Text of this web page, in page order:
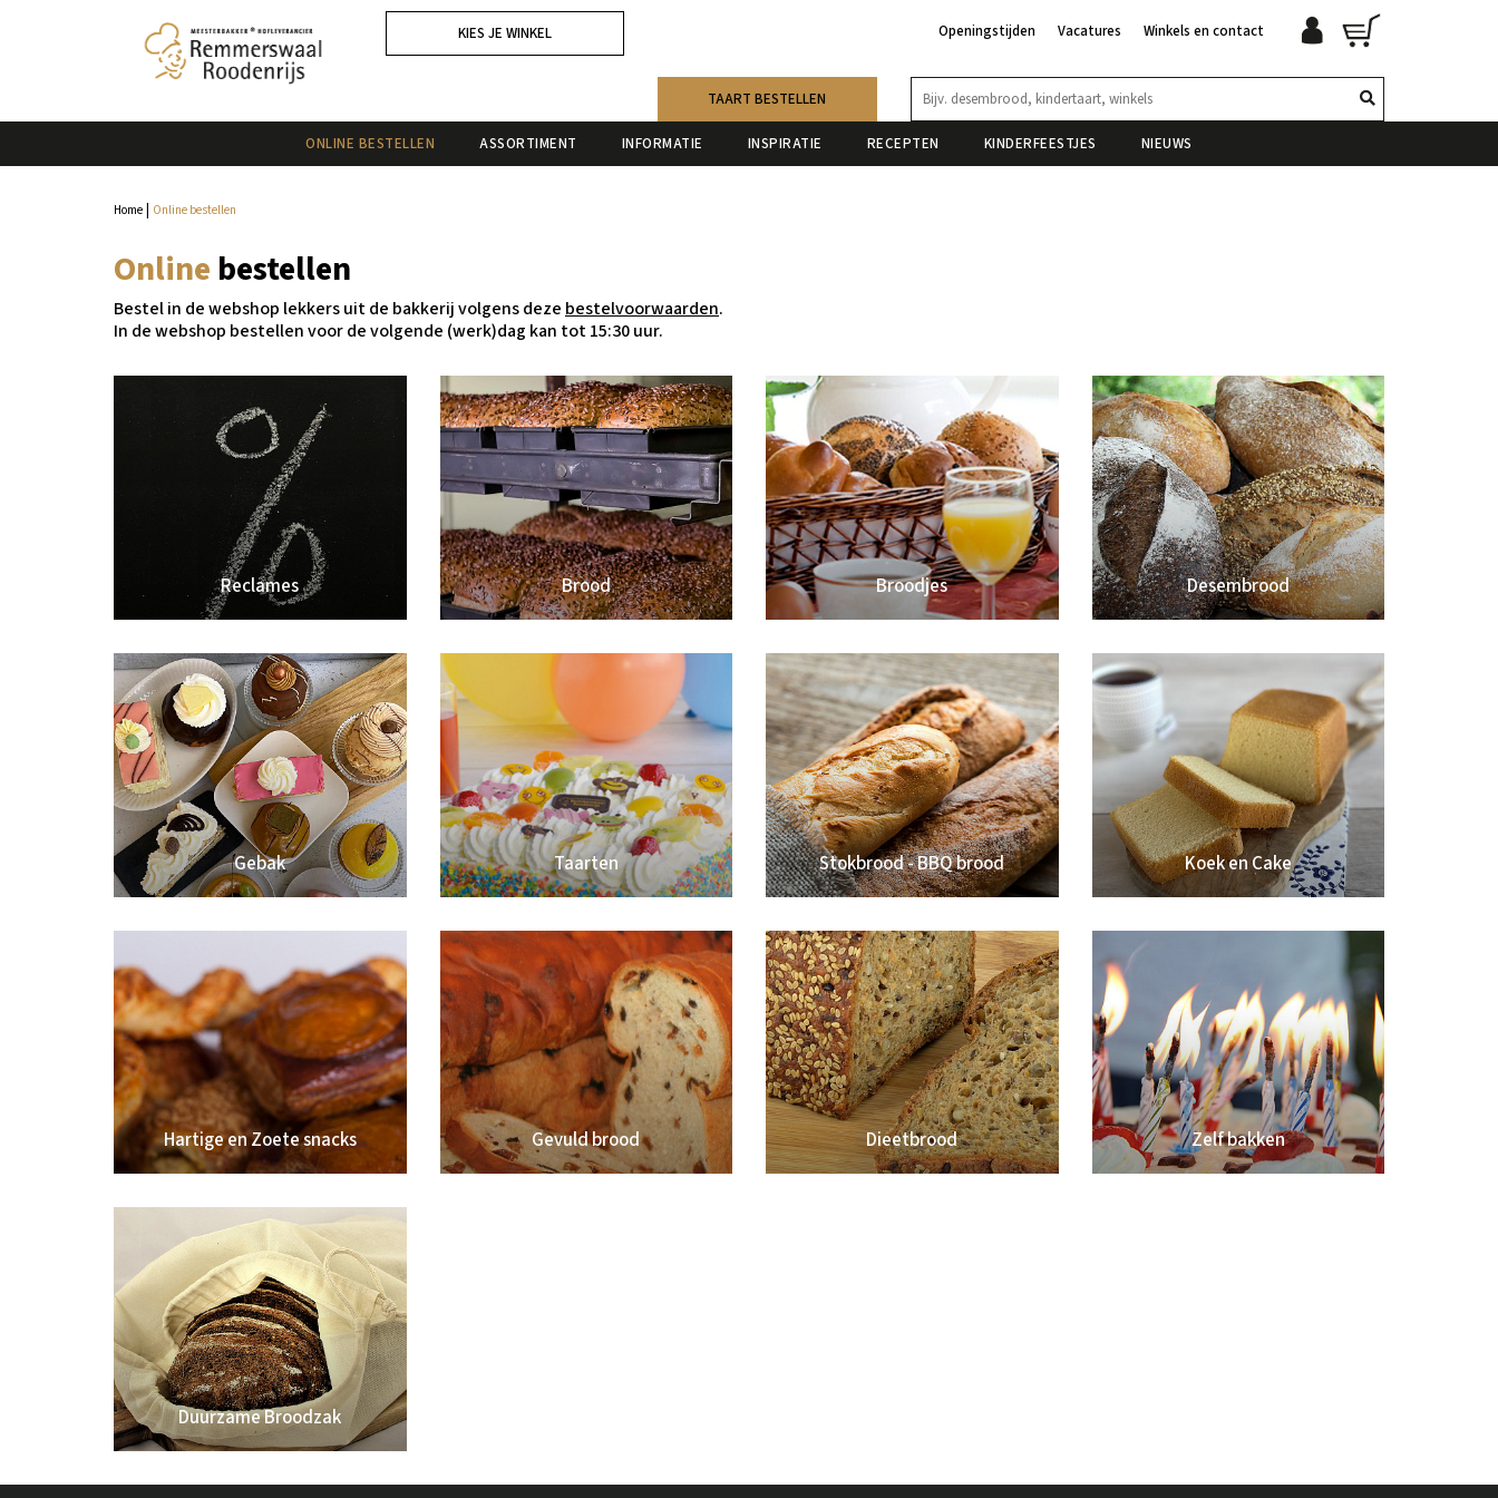
KIES JE WINKEL Openingstijden Vacatures Winkels en contact
TAART BESTELLEN
ONLINE BESTELLEN ASSORTIMENT INFORMATIE INSPIRATIE RECEPTEN KINDERFEESTJES NIEUWS
Home | Online bestellen
Online bestellen
Bestel in de webshop lekkers uit de bakkerij volgens deze bestelvoorwaarden.
In de webshop bestellen voor de volgende (werk)dag kan tot 15:30 uur.
Reclames Brood Broodjes Desembrood
Gebak Taarten Stokbrood - BBQ brood Koek en Cake
Hartige en Zoete snacks Gevuld brood Dieetbrood Zelf bakken
Duurzame Broodzak